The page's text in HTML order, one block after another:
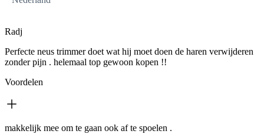
Radj
Perfecte neus trimmer doet wat hij moet doen de haren verwijderen
zonder pijn . helemaal top gewoon kopen !!
Voordelen
makkelijk mee om te gaan ook af te spoelen .